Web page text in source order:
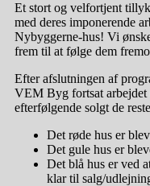
Et stort og velfortjent
med deres imponerende
Nybyggerne-hus! Vi
frem til at følge dem
Efter afslutningen af
VEM Byg fortsat arbejdet
efterfølgende solgt de
Det røde hus er
Det gule hus er
Det blå hus er ved
klar til salg/